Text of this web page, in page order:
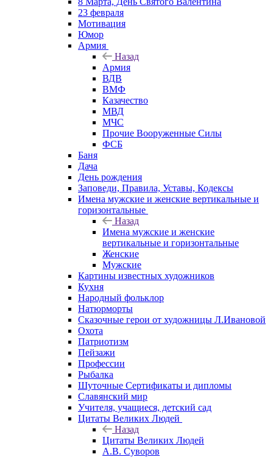
23 февраля
Мотивация
Юмор
Армия
Назад
Армия
ВДВ
ВМФ
Казачество
МВД
МЧС
Прочие Вооруженные Силы
ФСБ
Баня
Дача
День рождения
Заповеди, Правила, Уставы, Кодексы
Имена мужские и женские вертикальные и
горизонтальные
Назад
Имена мужские и женские
вертикальные и горизонтальные
Женские
Мужские
Картины известных художников
Кухня
Народный фольклор
Натюрморты
Сказочные герои от художницы Л.Ивановой
Охота
Патриотизм
Пейзажи
Профессии
Рыбалка
Шуточные Сертификаты и дипломы
Славянский мир
Учителя, учащиеся, детский сад
Цитаты Великих Людей
Назад
Цитаты Великих Людей
А.В. Суворов